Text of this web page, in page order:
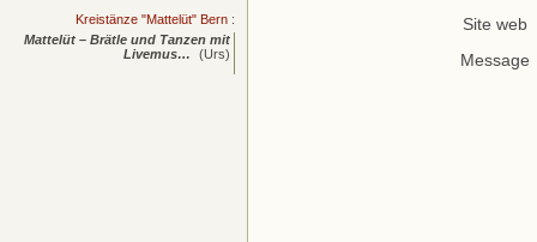
Site web
Message
Kreistänze "Mattelüt" Bern :
Mattelüt – Brätle und Tanzen mit
Livemus…
(Urs)